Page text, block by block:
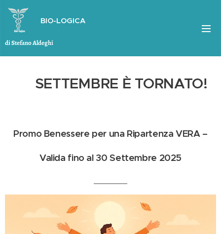
BIO-LOGICA
di Stefano Aldeghi
🍁 SETTEMBRE È TORNATO!
Promo Benessere per una Ripartenza VERA –
Valida fino al 30 Settembre 2025